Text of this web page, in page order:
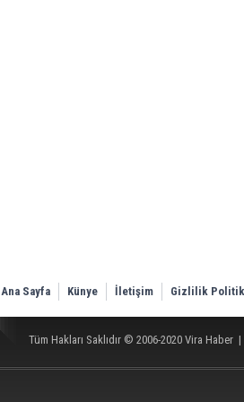
Ana Sayfa Künye İletişim Gizlilik
Tüm Hakları Saklıdır © 2006-2020 Vira Haber |